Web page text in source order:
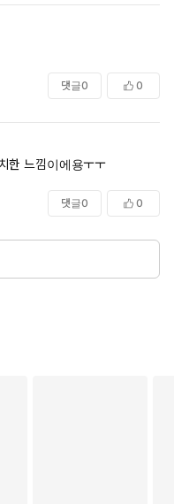
댓글0 0
한 느낌이에용ㅜㅜ
댓글0 0